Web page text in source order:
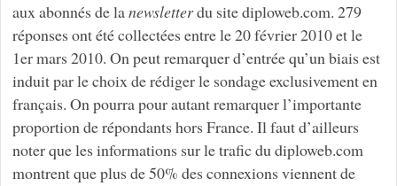
aux abonnés de lanewsletterdu site diploweb.com. 279
réponses ont été collectées entre le 20 février 2010 et le
1er mars 2010. On peut remarquer d’entrée qu’un biais est
induit par le choix de rédiger le sondage exclusivement en
français. On pourra pour autant remarquer l’importante
proportion de répondants hors France. Il faut d’ailleurs
noter que les informations sur le trafic du diploweb.com
montrent que plus de 50% des connexions viennent de